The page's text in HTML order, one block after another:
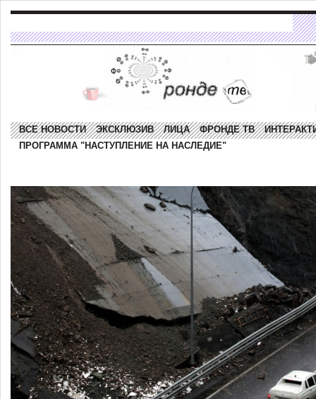
ВСЕ НОВОСТИ ЭКСКЛЮЗИВ ЛИЦА ФРОНДЕ ТВ
ПРОГРАММА "НАСТУПЛЕНИЕ НА НАСЛЕДИЕ"